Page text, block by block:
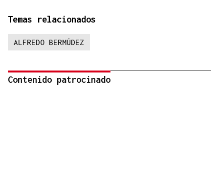
Temas relacionados
ALFREDO BERMÚDEZ
Contenido patrocinado